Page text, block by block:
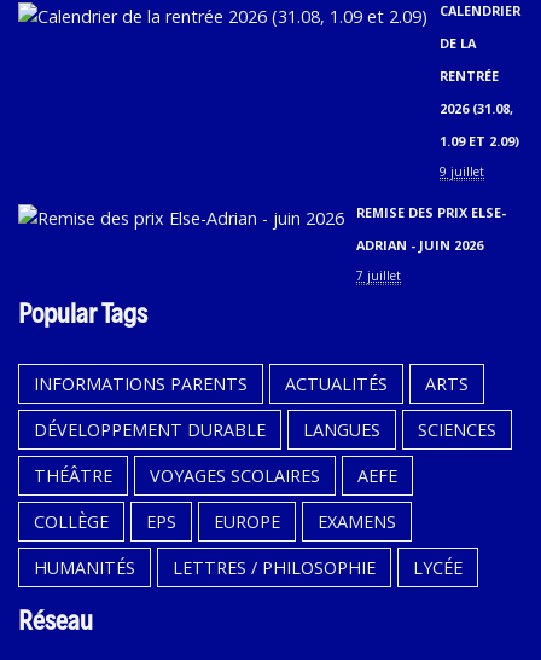
CALENDRIER
DE LA
RENTRÉE
2026 (31.08,
1.09 ET 2.09)
9 juillet
REMISE DES PRIX ELSE-
ADRIAN - JUIN 2026
7 juillet
Popular Tags
INFORMATIONS PARENTS ACTUALITÉS
ARTS
DÉVELOPPEMENT DURABLE
LANGUES
SCIENCES
THÉÂTRE
VOYAGES SCOLAIRES
AEFE
COLLÈGE
EPS EUROPE
EXAMENS
HUMANITÉS
LETTRES / PHILOSOPHIE LYCÉE
Réseau